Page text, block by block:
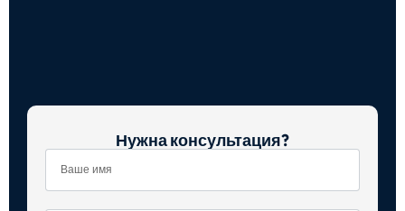
Нужна консультация?